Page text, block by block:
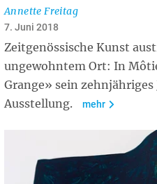
Annette Freitag
7. Juni 2018
Zeitgenössische Kunst
ungewohntem Ort: In
Grange» sein
Ausstellung.
mehr